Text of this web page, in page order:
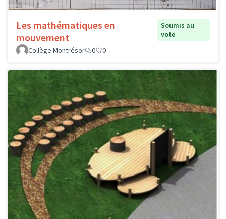
Les mathématiques en
mouvement
Soumis au
vote
Collège Montrésor
0 0